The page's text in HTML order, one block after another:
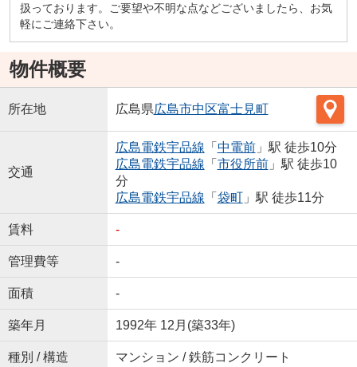
扱っております。ご要望や不明な点などございましたら、お気
軽にご連絡下さい。
物件概要
所在地 広島県広島市中区富士見町
交通
広島電鉄宇品線 「 中電前」駅 徒歩10分
広島電鉄宇品線 「 市役所前」駅 徒歩10
分
広島電鉄宇品線 「 袋町」駅 徒歩11分
賃料 -
管理費等 -
面積 -
築年月 1992年 12月(築33年)
種別 / 構造 マンション / 鉄筋コンクリート